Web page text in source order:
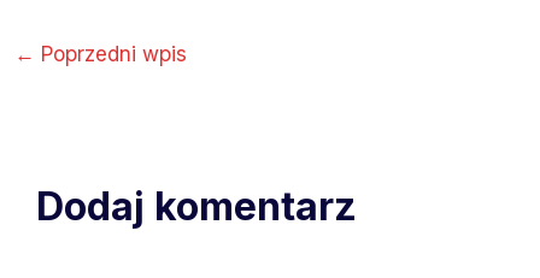
← Poprzedni wpis
Dodaj komentarz